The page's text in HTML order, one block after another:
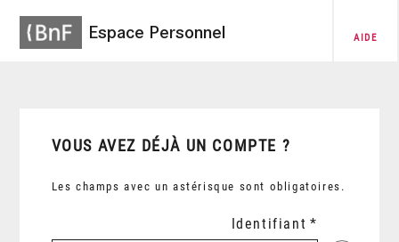
Espace Personnel AIDE
VOUS AVEZ DÉJÀ UN COMPTE ?
Les champs avec un astérisque sont obligatoires.
Identifiant